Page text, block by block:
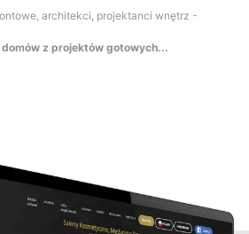
architekci, projektanci wnętrz -
z projektów gotowych...